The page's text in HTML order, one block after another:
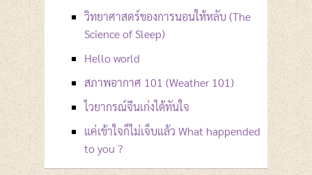
วิทยาศาสตร์ของการนอนให้หลับ (The
Science of Sleep)
Hello world
สภาพอากาศ 101 (Weather 101)
ไวยากรณ์จีนเก่งได้ทันใจ
แค่เข้าใจก็ไม่เจ็บแล้ว What happended
to you ?